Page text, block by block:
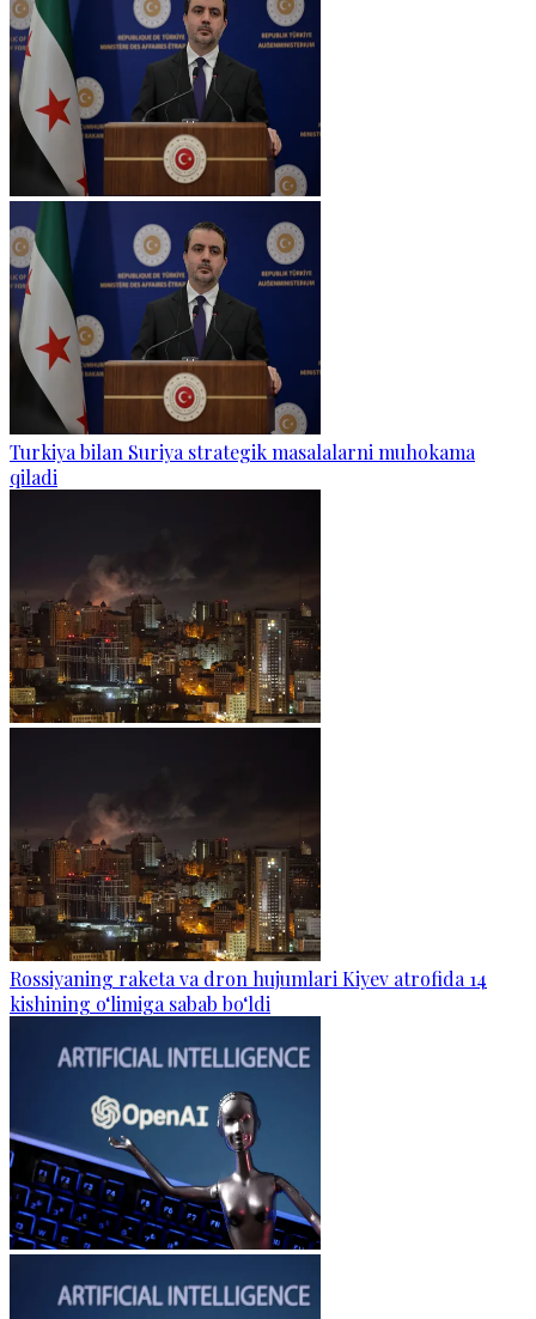
Turkiya bilan Suriya strategik masalalarni muhokama
qiladi
Rossiyaning raketa va dron hujumlari Kiyev atrofida 14
kishining o‘limiga sabab bo‘ldi